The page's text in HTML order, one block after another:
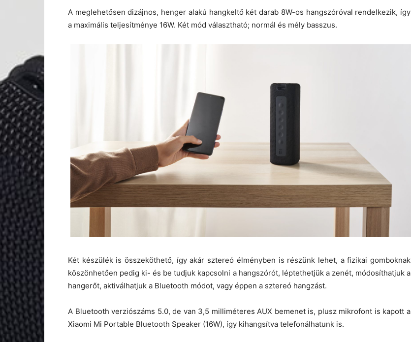
A meglehetősen dizájnos, henger alakú hangkeltő két darab 8W-os hangszóróval rendelkezik, így
a maximális teljesítménye 16W. Két mód választható; normál és mély basszus.
Két készülék is összeköthető, így akár sztereó élményben is részünk lehet, a fizikai gomboknak
köszönhetően pedig ki- és be tudjuk kapcsolni a hangszórót, léptethetjük a zenét, módosíthatjuk a
hangerőt, aktiválhatjuk a Bluetooth módot, vagy éppen a sztereó hangzást.
A Bluetooth verziószáms 5.0, de van 3,5 milliméteres AUX bemenet is, plusz mikrofont is kapott a
Xiaomi Mi Portable Bluetooth Speaker (16W), így kihangsítva telefonálhatunk is.